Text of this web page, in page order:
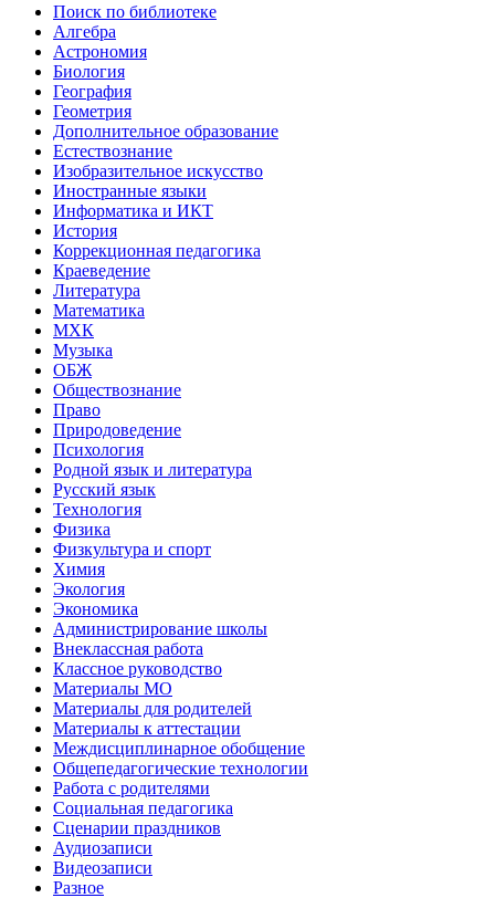
Поиск по библиотеке
Алгебра
Астрономия
Биология
География
Геометрия
Дополнительное образование
Естествознание
Изобразительное искусство
Иностранные языки
Информатика и ИКТ
История
Коррекционная педагогика
Краеведение
Литература
Математика
МХК
Музыка
ОБЖ
Обществознание
Право
Природоведение
Психология
Родной язык и литература
Русский язык
Технология
Физика
Физкультура и спорт
Химия
Экология
Экономика
Администрирование школы
Внеклассная работа
Классное руководство
Материалы МО
Материалы для родителей
Материалы к аттестации
Междисциплинарное обобщение
Общепедагогические технологии
Работа с родителями
Социальная педагогика
Сценарии праздников
Аудиозаписи
Видеозаписи
Разное